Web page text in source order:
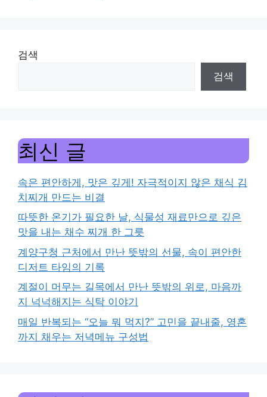
검색
검색
최신 글
속은 편안하게, 맛은 깊게! 자극적이지 않은 채식 김
치찌개 만드는 비결
따뜻한 온기가 필요한 날, 식물성 재료만으로 깊은
맛을 내는 채수 찌개 한 그릇
계양구청 근처에서 만난 뜻밖의 선물, 속이 편안한
디저트 타임의 기록
계절이 머무는 길목에서 만난 뜻밖의 위로, 마음까
지 넉넉해지는 식탁 이야기
매일 반복되는 “오늘 뭐 먹지?” 고민을 끝내줄, 영혼
까지 채우는 저녁메뉴 구성법